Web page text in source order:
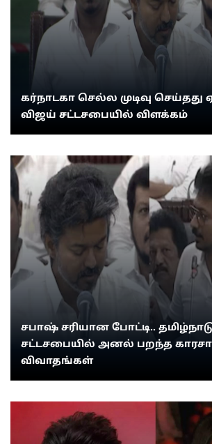
கர்நாடகா செல்ல முடிவு
விஜய் சட்டசபையில் விளக்கம்
சபாஷ் சரியான போட்டி..
சட்டசபையில் அனல் பறந்த
விவாதங்கள்